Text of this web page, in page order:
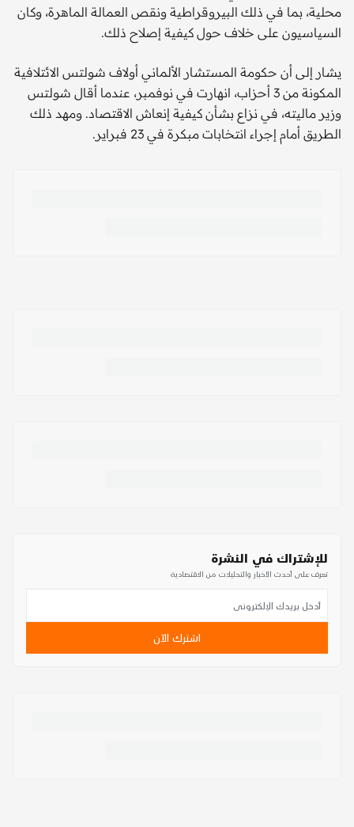
محلية، بما في ذلك البيروقراطية ونقص العمالة الماهرة، وكان
السياسيون على خلاف حول كيفية إصلاح ذلك.
يشار إلى أن حكومة المستشار الألماني أولاف شولتس الائتلافية
المكونة من 3 أحزاب، انهارت في نوفمبر، عندما أقال شولتس
وزير ماليته، في نزاع بشأن كيفية إنعاش الاقتصاد. ومهد ذلك
الطريق أمام إجراء انتخابات مبكرة في 23 فبراير.
للإشتراك في النشرة
تعرف على أحدث الأخبار والتحليلات من الاقتصادية
اشترك الآن